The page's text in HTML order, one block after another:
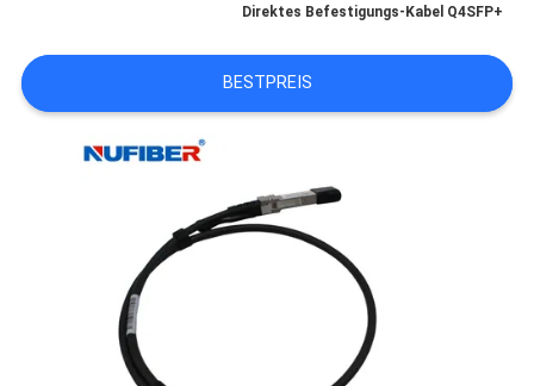
NACHRICHTEN
FORDERN
SITEMAP
Direktes Befestigungs-Kabel Q4SFP+
BESTPREIS